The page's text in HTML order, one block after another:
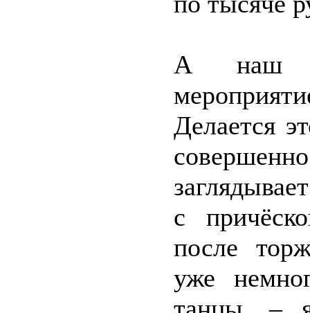
А наш
Делается
с
после
уже